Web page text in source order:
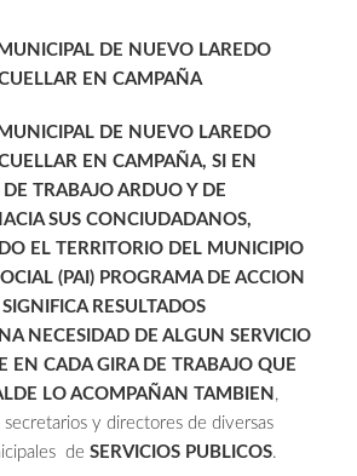
DE NUEVO LAREDO
EN CAMPAÑA
DE NUEVO LAREDO
EN CAMPAÑA, SI EN
TRABAJO ARDUO Y DE
SUS CONCIUDADANOS,
EL TERRITORIO DEL MUNICIPIO
(PAI) PROGRAMA DE ACCION
RESULTADOS
NECESIDAD DE ALGUN SERVICIO
EN CADA GIRA DE TRABAJO QUE
LO ACOMPAÑAN TAMBIEN ,
secretarios y directores de diversas
de SERVICIOS PUBLICOS.